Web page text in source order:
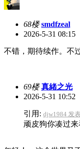
68楼 smdfzeal
2026-5-31 08:15
不错，期待续作。不
69楼 真緒之光
2026-5-31 10:52
引用: djw1984 发
顽皮狗你凑过